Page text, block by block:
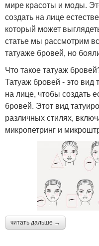
мире красоты и моды.
создать на лице
который может
статье мы рассмотрим
татуаже бровей, но
Что такое татуаж
Татуаж бровей - это вид
на лице, чтобы создать
бровей. Этот вид
различных стилях,
микропетринг и
читать дальше →